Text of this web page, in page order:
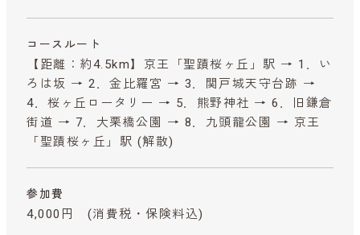
コースルート
【距離：約4.5km】京王「聖蹟桜ヶ丘」駅 → 1．い
ろは坂 → 2．金比羅宮 → 3．関戸城天守台跡 →
4．桜ヶ丘ロータリー → 5．熊野神社 → 6．旧鎌倉
街道 → 7．大栗橋公園 → 8．九頭龍公園 → 京王
「聖蹟桜ヶ丘」駅 (解散)
参加費
4,000円 (消費税・保険料込)